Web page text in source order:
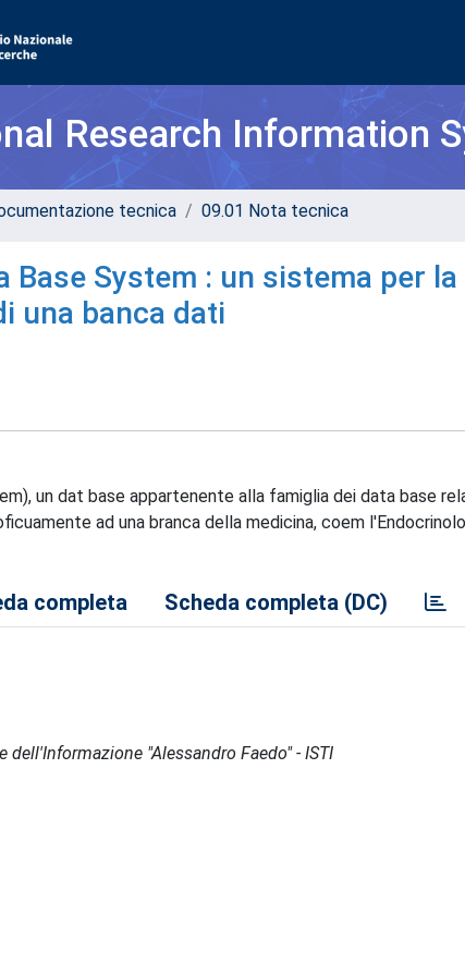
Research Information
tecnica 09.01 Nota tecnica
Base System : un sistema per
una banca dati
un dat base appartenente alla famiglia dei data base
ad una branca della medicina, coem
completa Scheda completa (DC)
"Alessandro Faedo" - ISTI